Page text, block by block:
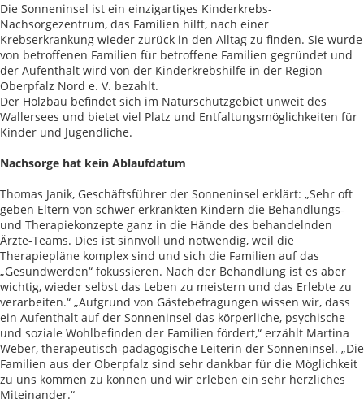
Die Sonneninsel ist ein einzigartiges Kinderkrebs-
Nachsorgezentrum, das Familien hilft, nach einer
Krebserkrankung wieder zurück in den Alltag zu finden. Sie wurde
von betroffenen Familien für betroffene Familien gegründet und
der Aufenthalt wird von der Kinderkrebshilfe in der Region
Oberpfalz Nord e. V. bezahlt.
Der Holzbau befindet sich im Naturschutzgebiet unweit des
Wallersees und bietet viel Platz und Entfaltungsmöglichkeiten für
Kinder und Jugendliche.
Nachsorge hat kein Ablaufdatum
Thomas Janik, Geschäftsführer der Sonneninsel erklärt: „Sehr oft
geben Eltern von schwer erkrankten Kindern die Behandlungs-
und Therapiekonzepte ganz in die Hände des behandelnden
Ärzte-Teams. Dies ist sinnvoll und notwendig, weil die
Therapiepläne komplex sind und sich die Familien auf das
„Gesundwerden“ fokussieren. Nach der Behandlung ist es aber
wichtig, wieder selbst das Leben zu meistern und das Erlebte zu
verarbeiten.“ „Aufgrund von Gästebefragungen wissen wir, dass
ein Aufenthalt auf der Sonneninsel das körperliche, psychische
und soziale Wohlbefinden der Familien fördert,“ erzählt Martina
Weber, therapeutisch-pädagogische Leiterin der Sonneninsel. „Die
Familien aus der Oberpfalz sind sehr dankbar für die Möglichkeit
zu uns kommen zu können und wir erleben ein sehr herzliches
Miteinander.“